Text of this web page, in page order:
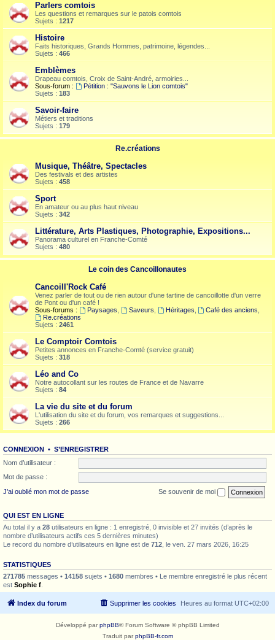
Parlers comtois
Les questions et remarques sur le patois comtois
Sujets : 1217
Histoire
Faits historiques, Grands Hommes, patrimoine, légendes...
Sujets : 466
Emblèmes
Drapeau comtois, Croix de Saint-André, armoiries...
Sous-forum :
Pétition : "Sauvons le Lion comtois"
Sujets : 183
Savoir-faire
Métiers et traditions
Sujets : 179
Re.créations
Musique, Théâtre, Spectacles
Des festivals et des artistes
Sujets : 458
Sport
En amateur ou au plus haut niveau
Sujets : 342
Littérature, Arts Plastiques, Photographie, Expositions...
Panorama culturel en Franche-Comté
Sujets : 480
Le coin des Cancoillonautes
Cancoill'Rock Café
Venez parler de tout ou de rien autour d'une tartine de cancoillotte d'un verre
de Pont ou d'un café !
Sous-forums :
Paysages Saveurs Héritages Café des anciens
Re.créations
Sujets : 2461
Le Comptoir Comtois
Petites annonces en Franche-Comté (service gratuit)
Sujets : 318
Léo and Co
Notre autocollant sur les routes de France et de Navarre
Sujets : 84
La vie du site et du forum
L'utilisation du site et du forum, vos remarques et suggestions...
Sujets : 266
CONNEXION • S’ENREGISTRER
Nom d’utilisateur :
Mot de passe :
J’ai oublié mon mot de passe
Se souvenir de moi
QUI EST EN LIGNE
Au total il y a 28 utilisateurs en ligne : 1 enregistré, 0 invisible et 27 invités (d’après le
nombre d’utilisateurs actifs ces 5 dernières minutes)
Le record du nombre d’utilisateurs en ligne est de 712 , le ven. 27 mars 2026, 16:25
STATISTIQUES
271785 messages • 14158 sujets • 1680 membres • Le membre enregistré le plus récent
est Sophie f
Index du forum Heures au format UTC+02:00
Supprimer les cookies
Développé parphpBB® Forum Software © phpBB Limited
Traduit parphpBB-fr.com